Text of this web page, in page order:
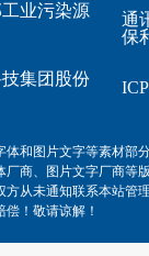
业污染源
集团股份
通
保
体和图片文字等素材部
厂商、图片文字厂商等
方从未通知联系本站管
！敬请谅解！